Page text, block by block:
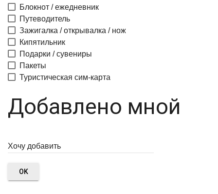
Блокнот / ежедневник
Путеводитель
Зажигалка / открывалка / нож
Кипятильник
Подарки / сувениры
Пакеты
Туристическая сим-карта
Добавлено мной
OK